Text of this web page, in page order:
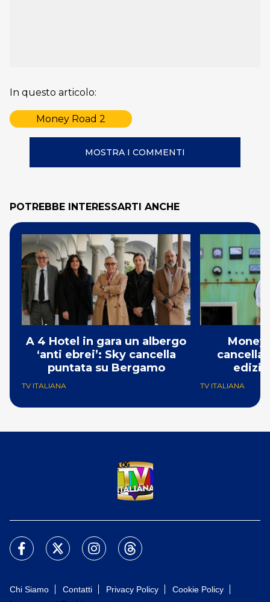
In questo articolo:
Money Road 2
MOSTRA I COMMENTI
POTREBBE INTERESSARTI ANCHE
A 4 Hotel in gara un albergo
‘anti ebrei’: Sky cancella
puntata su Bergamo
TV ITALIANA
Money
TV ITALIANA
Chi Siamo Contatti Privacy Policy
Cookie Policy